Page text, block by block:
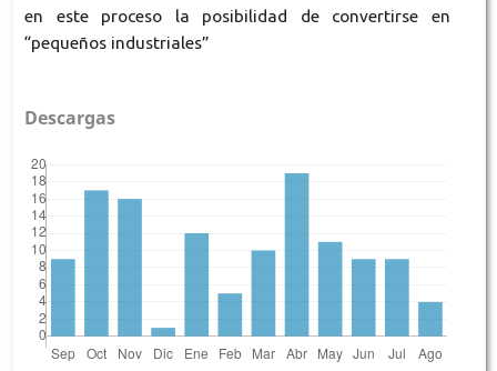
en este proceso la posibilidad de convertirse en
“pequeños industriales”
Descargas